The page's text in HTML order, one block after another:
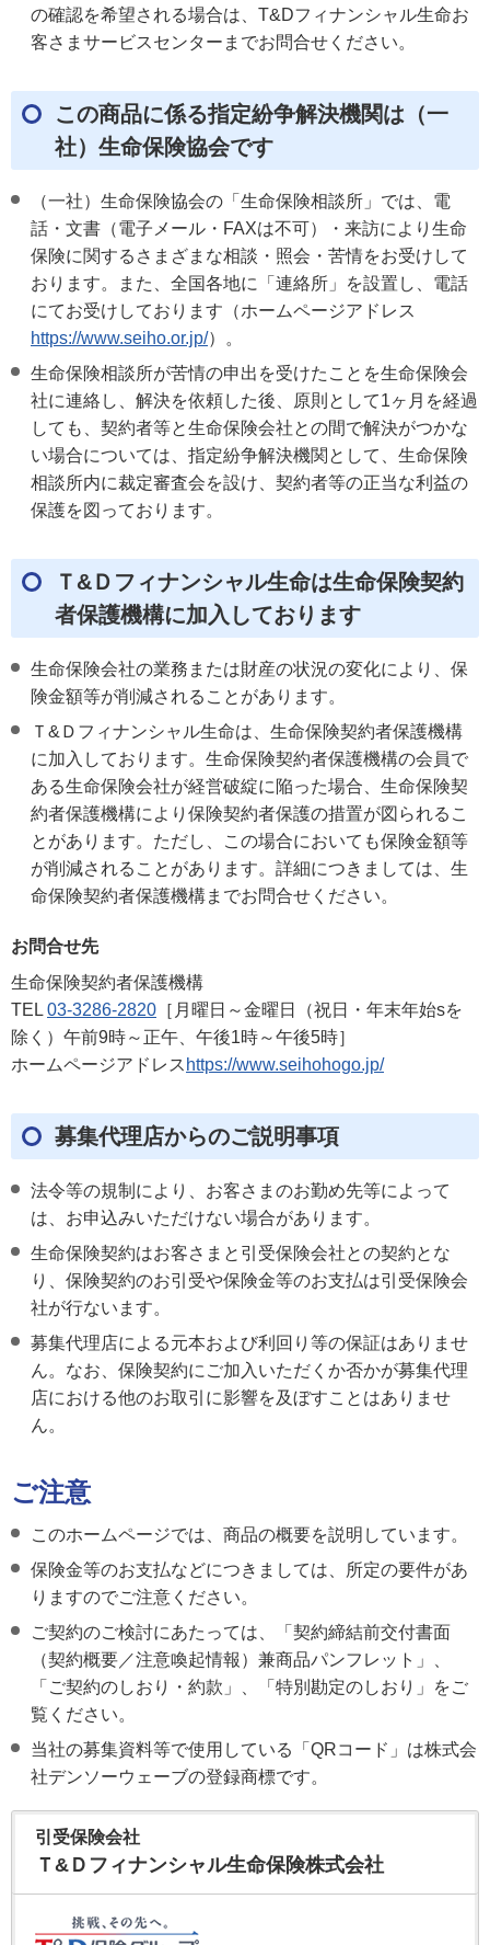
の確認を希望される場合は、T&Dフィナンシャル生命お
客さまサービスセンターまでお問合せください。
この商品に係る指定紛争解決機関は（一
社）生命保険協会です
（一社）生命保険協会の「生命保険相談所」では、電
話・文書（電子メール・FAXは不可）・来訪により生命
保険に関するさまざまな相談・照会・苦情をお受けして
おります。また、全国各地に「連絡所」を設置し、電話
にてお受けしております（ホームページアドレス
https://www.seiho.or.jp/）。
生命保険相談所が苦情の申出を受けたことを生命保険会
社に連絡し、解決を依頼した後、原則として1ヶ月を経過
しても、契約者等と生命保険会社との間で解決がつかな
い場合については、指定紛争解決機関として、生命保険
相談所内に裁定審査会を設け、契約者等の正当な利益の
保護を図っております。
Ｔ&Ｄフィナンシャル生命は生命保険契約
者保護機構に加入しております
生命保険会社の業務または財産の状況の変化により、保
険金額等が削減されることがあります。
Ｔ&Ｄフィナンシャル生命は、生命保険契約者保護機構
に加入しております。生命保険契約者保護機構の会員で
ある生命保険会社が経営破綻に陥った場合、生命保険契
約者保護機構により保険契約者保護の措置が図られるこ
とがあります。ただし、この場合においても保険金額等
が削減されることがあります。詳細につきましては、生
命保険契約者保護機構までお問合せください。
お問合せ先
生命保険契約者保護機構
TEL 03-3286-2820 ［月曜日～金曜日（祝日・年末年始sを
除く）午前9時～正午、午後1時～午後5時］
ホームページアドレス https://www.seihohogo.jp/
募集代理店からのご説明事項
法令等の規制により、お客さまのお勤め先等によって
は、お申込みいただけない場合があります。
生命保険契約はお客さまと引受保険会社との契約とな
り、保険契約のお引受や保険金等のお支払は引受保険会
社が行ないます。
募集代理店による元本および利回り等の保証はありませ
ん。なお、保険契約にご加入いただくか否かが募集代理
店における他のお取引に影響を及ぼすことはありませ
ん。
ご注意
このホームページでは、商品の概要を説明しています。
保険金等のお支払などにつきましては、所定の要件があ
りますのでご注意ください。
ご契約のご検討にあたっては、「契約締結前交付書面
（契約概要／注意喚起情報）兼商品パンフレット」、
「ご契約のしおり・約款」、「特別勘定のしおり」をご
覧ください。
当社の募集資料等で使用している「QRコード」は株式会
社デンソーウェーブの登録商標です。
引受保険会社
Ｔ&Ｄフィナンシャル生命保険株式会社